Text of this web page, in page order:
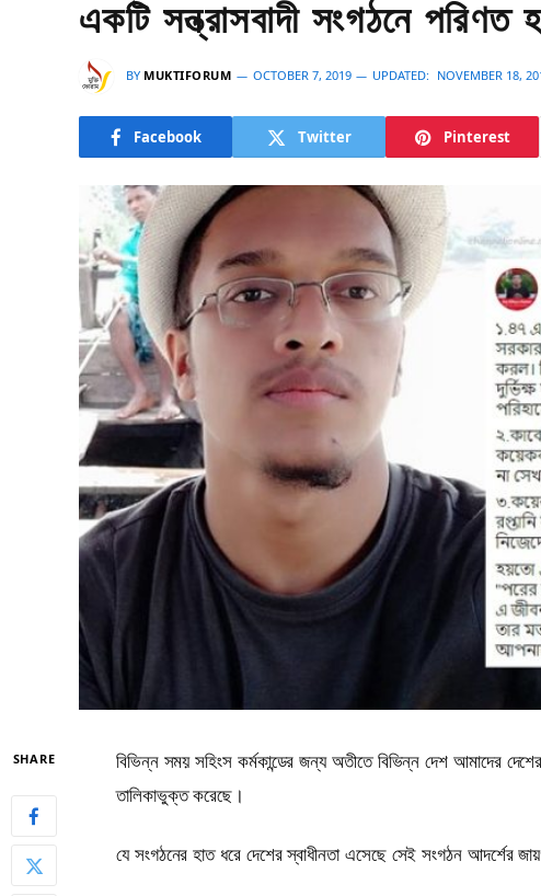
একটি সন্ত্রাসবাদী সংগঠনে
BY MUKTIFORUM OCTOBER 7, 2019 UPDATED: NOVEMBER 18,
Facebook Twitter Pinterest
SHARE
বিভিন্ন সময় সহিংস কর্মকান্ডের জন্য অতীতে বিভিন্ন দেশ আমাদের
তালিকাভুক্ত করেছে।
যে সংগঠনের হাত ধরে দেশের স্বাধীনতা এসেছে সেই সংগঠন আদর্শের